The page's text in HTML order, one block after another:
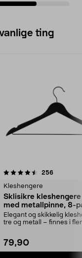
ting
256
Kleshengere
Sklisikre
med metallpinne, 8-
Elegant og skikkelig
tre og metall – finnes i
79,90
4.5av 5 stjerner